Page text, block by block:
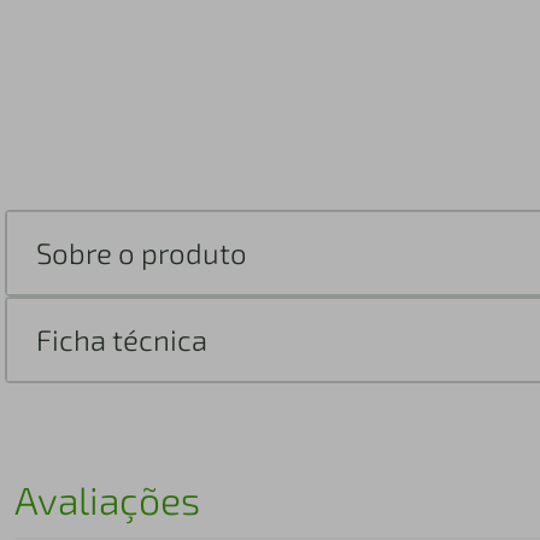
Sobre o produto
Ficha técnica
Avaliações